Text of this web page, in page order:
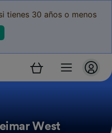
tienes 30 años o menos
West